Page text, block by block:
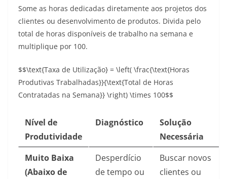
Some as horas dedicadas diretamente aos projetos dos
clientes ou desenvolvimento de produtos. Divida pelo
total de horas disponíveis de trabalho na semana e
multiplique por 100.
$$\text{Taxa de Utilização} = \left( \frac{\text{Horas
Produtivas Trabalhadas}}{\text{Total de Horas
Contratadas na Semana}} \right) \times 100$$
Nível de
Produtividade
Diagnóstico
Solução
Necessária
Muito Baixa
(Abaixo de
Desperdício
de tempo ou
Buscar novos
clientes ou